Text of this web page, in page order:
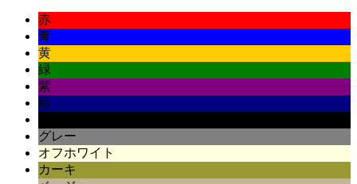
赤
青
黄
緑
紫
紺
グレー
オフホワイト
カーキ